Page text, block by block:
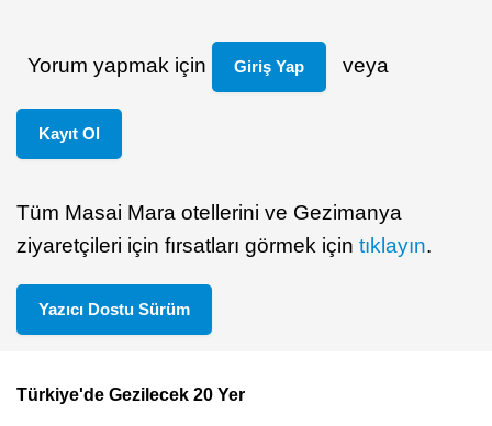
Yorum yapmak için Giriş Yap veya
Kayıt Ol
Tüm Masai Mara otellerini ve Gezimanya
ziyaretçileri için fırsatları görmek için tıklayın.
Yazıcı Dostu Sürüm
Türkiye'de Gezilecek 20 Yer